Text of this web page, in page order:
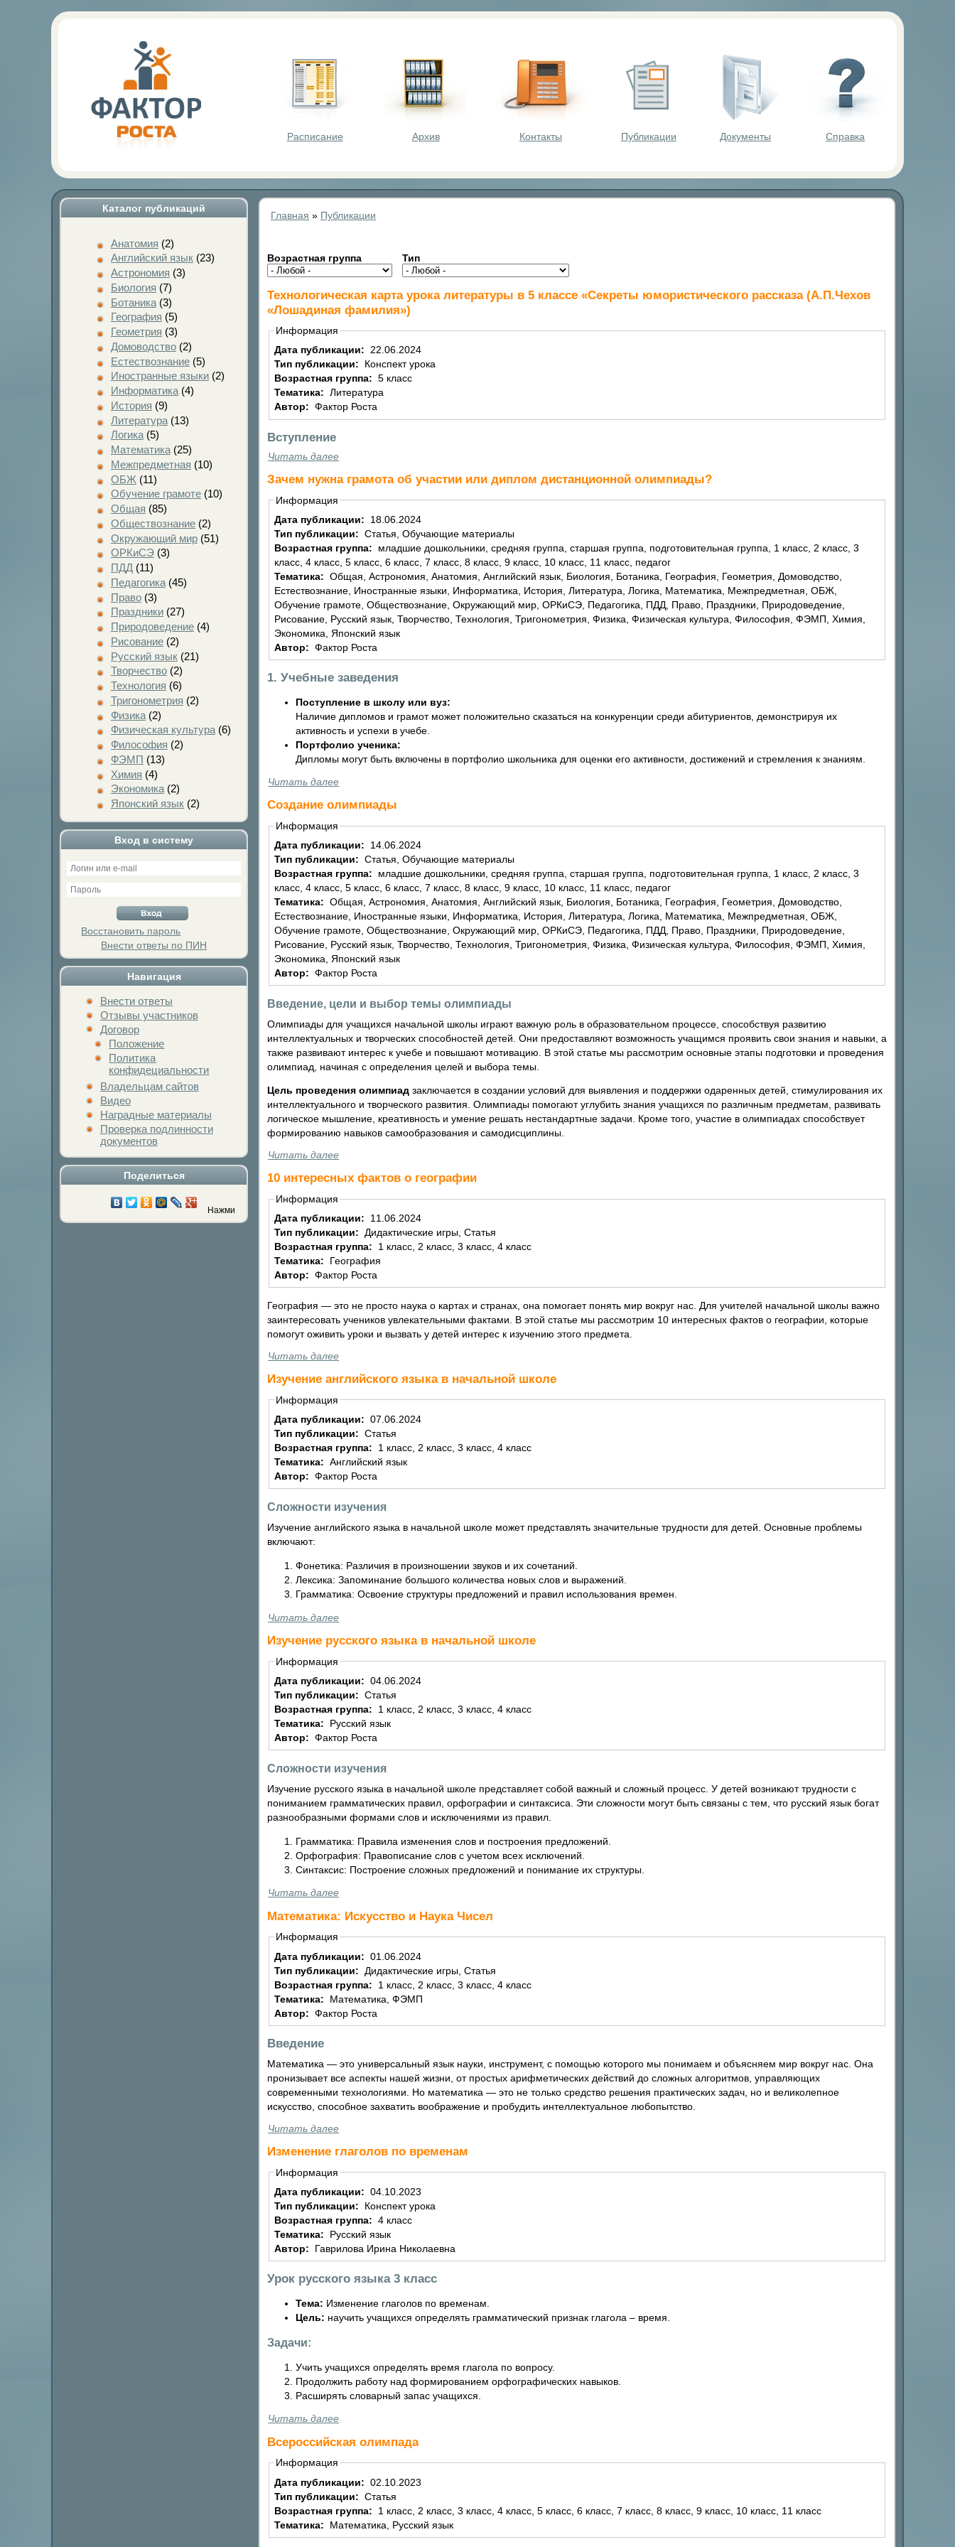
Расписание Архив Контакты Публикации Документы Справка
Каталог публикаций
Анатомия (2)
Английский язык(23)
Астрономия (3)
Биология (7)
Ботаника(3)
География (5)
Геометрия (3)
Домоводство(2)
Естествознание(5)
Иностранные языки(2)
Информатика(4)
История (9)
Литература(13)
Логика(5)
Математика(25)
Межпредметная (10)
ОБЖ (11)
Обучение грамоте(10)
Общая (85)
Обществознание(2)
Окружающий мир(51)
ОРКиСЭ(3)
ПДД (11)
Педагогика(45)
Право(3)
Праздники(27)
Природоведение(4)
Рисование(2)
Русский язык(21)
Творчество(2)
Технология (6)
Тригонометрия (2)
Физика(2)
Физическая культура(6)
Философия (2)
ФЭМП (13)
Химия (4)
Экономика(2)
Японский язык(2)
Вход в систему
Восстановить пароль
Внести ответы по ПИН
Навигация
Внести ответы
Отзывы участников
Договор
Положение
Политика
конфидециальности
Владельцам сайтов
Видео
Наградные материалы
Проверка подлинности
документов
Поделиться
Нажми на кнопку любимой социальной сети
Главная » Публикации
Возрастная группа Тип
Технологическая карта урока литературы в 5 классе «Секреты юмористического рассказа (А.П.Чехов
«Лошадиная фамилия»)
Информация
Дата публикации: 22.06.2024
Тип публикации:
Конспект урока
Возрастная группа: 5 класс
Тематика: Литература
Автор: Фактор Роста
Вступление
Читать далее
Зачем нужна грамота об участии или диплом дистанционной олимпиады?
Информация
Дата публикации:
18.06.2024
Тип публикации: Статья, Обучающие материалы
Возрастная группа:
класс, 4 класс, 5 класс, 6 класс, 7 класс, 8 класс, 9 класс, 10 класс, 11 класс, педагог
Тематика: Общая, Астрономия, Анатомия, Английский язык, Биология, Ботаника, География, Геометрия, Домоводство,
Естествознание, Иностранные языки, Информатика, История, Литература, Логика, Математика, Межпредметная, ОБЖ,
Обучение грамоте, Обществознание, Окружающий мир, ОРКиСЭ, Педагогика, ПДД, Право, Праздники, Природоведение,
Рисование, Русский язык, Творчество, Технология, Тригонометрия, Физика, Физическая культура, Философия, ФЭМП, Химия,
Экономика, Японский язык
Автор: Фактор Роста
1. Учебные заведения
Поступление в школу или вуз:
Наличие дипломов и грамот может положительно сказаться на конкуренции среди абитуриентов, демонстрируя их
активность и успехи в учебе.
Портфолио ученика:
Дипломы могут быть включены в портфолио школьника для оценки его активности, достижений и стремления к знаниям.
Читать далее
Создание олимпиады
Информация
Дата публикации:
14.06.2024
Тип публикации: Статья, Обучающие материалы
Возрастная группа:
класс, 4 класс, 5 класс, 6 класс, 7 класс, 8 класс, 9 класс, 10 класс, 11 класс, педагог
Тематика: Общая, Астрономия, Анатомия, Английский язык, Биология, Ботаника, География, Геометрия, Домоводство,
Естествознание, Иностранные языки, Информатика, История, Литература, Логика, Математика, Межпредметная, ОБЖ,
Обучение грамоте, Обществознание, Окружающий мир, ОРКиСЭ, Педагогика, ПДД, Право, Праздники, Природоведение,
Рисование, Русский язык, Творчество, Технология, Тригонометрия, Физика, Физическая культура, Философия, ФЭМП, Химия,
Экономика, Японский язык
Автор: Фактор Роста
Введение, цели и выбор темы олимпиады
Олимпиады для учащихся начальной школы играют важную роль в образовательном процессе, способствуя развитию
интеллектуальных и творческих способностей детей. Они предоставляют возможность учащимся проявить свои знания и навыки, а
также развивают интерес к учебе и повышают мотивацию. В этой статье мы рассмотрим основные этапы подготовки и проведения
олимпиад, начиная с определения целей и выбора темы.
Цель проведения олимпиад заключается в создании условий для выявления и поддержки одаренных детей, стимулирования их
интеллектуального и творческого развития. Олимпиады помогают углубить знания учащихся по различным предметам, развивать
логическое мышление, креативность и умение решать нестандартные задачи. Кроме того, участие в олимпиадах способствует
формированию навыков самообразования и самодисциплины.
Читать далее
10 интересных фактов о географии
Информация
Дата публикации:
11.06.2024
Тип публикации: Дидактические игры, Статья
Возрастная группа:
1 класс, 2 класс, 3 класс, 4 класс
Тематика:
География
Автор: Фактор Роста
География — это не просто наука о картах и странах, она помогает понять мир вокруг нас. Для учителей начальной школы важно
заинтересовать учеников увлекательными фактами. В этой статье мы рассмотрим 10 интересных фактов о географии, которые
помогут оживить уроки и вызвать у детей интерес к изучению этого предмета.
Читать далее
Изучение английского языка в начальной школе
Информация
Дата публикации: 07.06.2024
Тип публикации: Статья
Возрастная группа:
1 класс, 2 класс, 3 класс, 4 класс
Тематика: Английский язык
Автор: Фактор Роста
Сложности изучения
Изучение английского языка в начальной школе может представлять значительные трудности для детей. Основные проблемы
включают:
Фонетика: Различия в произношении звуков и их сочетаний.
Лексика: Запоминание большого количества новых слов и выражений.
Грамматика: Освоение структуры предложений и правил использования времен.
Читать далее
Изучение русского языка в начальной школе
Информация
Дата публикации: 04.06.2024
Тип публикации: Статья
Возрастная группа:
1 класс, 2 класс, 3 класс, 4 класс
Тематика:
Русский язык
Автор: Фактор Роста
Сложности изучения
Изучение русского языка в начальной школе представляет собой важный и сложный процесс. У детей возникают трудности с
пониманием грамматических правил, орфографии и синтаксиса. Эти сложности могут быть связаны с тем, что русский язык богат
разнообразными формами слов и исключениями из правил.
Грамматика: Правила изменения слов и построения предложений.
Орфография: Правописание слов с учетом всех исключений.
Синтаксис: Построение сложных предложений и понимание их структуры.
Читать далее
Математика: Искусство и Наука Чисел
Информация
Дата публикации: 01.06.2024
Тип публикации:
Дидактические игры, Статья
Возрастная группа:
1 класс, 2 класс, 3 класс, 4 класс
Тематика:
Математика, ФЭМП
Автор: Фактор Роста
Введение
Математика — это универсальный язык науки, инструмент, с помощью которого мы понимаем и объясняем мир вокруг нас. Она
пронизывает все аспекты нашей жизни, от простых арифметических действий до сложных алгоритмов, управляющих
современными технологиями. Но математика — это не только средство решения практических задач, но и великолепное
искусство, способное захватить воображение и пробудить интеллектуальное любопытство.
Читать далее
Изменение глаголов по временам
Информация
Дата публикации: 04.10.2023
Тип публикации:
Конспект урока
Возрастная группа: 4 класс
Тематика:
Русский язык
Автор:
Гаврилова Ирина Николаевна
Урок русского языка 3 класс
Тема: Изменение глаголов по временам.
Цель: научить учащихся определять грамматический признак глагола – время.
Задачи:
Учить учащихся определять время глагола по вопросу.
Продолжить работу над формированием орфографических навыков.
Расширять словарный запас учащихся.
Читать далее
Всероссийская олимпада
Информация
Дата публикации: 02.10.2023
Тип публикации: Статья
Возрастная группа:
1 класс, 2 класс, 3 класс, 4 класс, 5 класс, 6 класс, 7 класс, 8 класс, 9 класс, 10 класс, 11 класс
Тематика:
Математика, Русский язык